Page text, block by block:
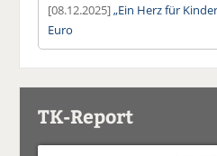
[08.12.2025]„Ein Herz für
Euro
TK-Report